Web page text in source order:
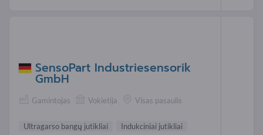
SensoPart Industriesensorik
GmbH
Gamintojas Vokietija Visas pasaulis
Ultragarso bangų jutikliai
Indukciniai jutikliai